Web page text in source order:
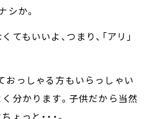
シか。
てもいいよ、つまり、「アリ」
おっしゃる方もいらっしゃい
分かります。子供だから当然
っと・・・。